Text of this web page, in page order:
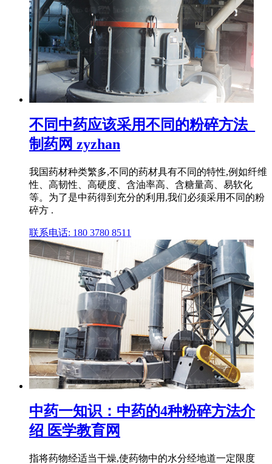
不同中药应该采用不同的粉碎方法_
制药网 zyzhan
我国药材种类繁多,不同的药材具有不同的特性,例如纤维
性、高韧性、高硬度、含油率高、含糖量高、易软化
等。为了是中药得到充分的利用,我们必须采用不同的粉
碎方 .
联系电话: 180 3780 8511
中药一知识：中药的4种粉碎方法介
绍 医学教育网
指将药物经适当干燥,使药物中的水分经地道一定限度